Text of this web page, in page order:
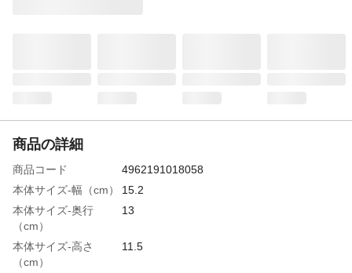
商品の詳細
商品コード
4962191018058
本体サイズ-幅（cm）
15.2
本体サイズ-奥行
（cm）
13
本体サイズ-高さ
（cm）
11.5